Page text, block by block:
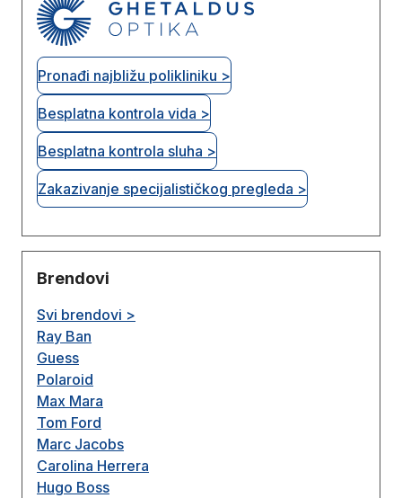
Pronađi najbližu polikliniku >
Besplatna kontrola vida >
Besplatna kontrola sluha >
Zakazivanje specijalističkog pregleda >
Brendovi
Svi brendovi >
Ray Ban
Guess
Polaroid
Max Mara
Tom Ford
Marc Jacobs
Carolina Herrera
Hugo Boss